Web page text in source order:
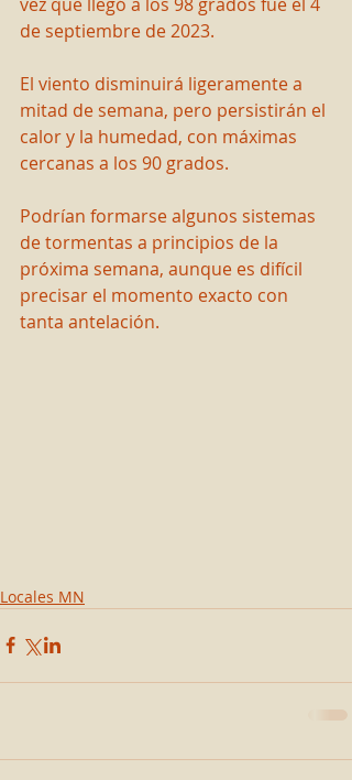
de septiembre de 2023.
El viento disminuirá ligeramente a
mitad de semana, pero persistirán el
calor y la humedad, con máximas
cercanas a los 90 grados.
Podrían formarse algunos sistemas
de tormentas a principios de la
próxima semana, aunque es difícil
precisar el momento exacto con
tanta antelación.
Locales MN